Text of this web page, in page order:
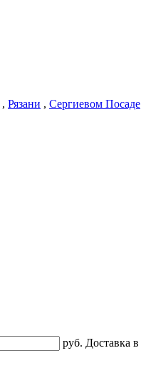
, Рязани , Сергиевом Посаде
руб. Доставка в